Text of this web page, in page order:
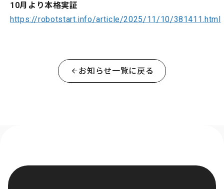
10月より本格実証
https://robotstart.info/article/2025/11/10/381411.html
お知らせ一覧に戻る